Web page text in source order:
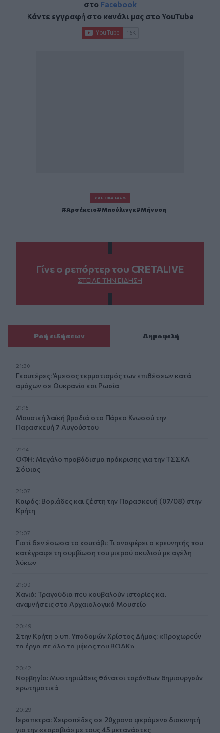
στο Facebook
Κάντε εγγραφή στο κανάλι μας στοYouTube
ΣΧΕΤΙΚΆ TAGS
Αρσάκειο Μπούλινγκ Μήνυση
Γίνε ο ρεπόρτερ του CRETALIVE
ΣΤΕΊΛΕ ΤΗΝ ΕΊΔΗΣΗ
Ροή ειδήσεων Δημοφιλή
21:30
Γκουτέρες: Άμεσος τερματισμός των επιθέσεων κατά
αμάχων σε Ουκρανία και Ρωσία
21:15
Μουσική λαϊκή βραδιά στο Πάρκο Κνωσού την
Παρασκευή 7 Αυγούστου
21:14
ΟΦΗ: Μεγάλο προβάδισμα πρόκρισης για την ΤΣΣΚΑ
Σόφιας
21:07
Καιρός: Βοριάδες και ζέστη την Παρασκευή (07/08) στην
Κρήτη
21:07
Γιατί δεν έσωσα το κουτάβι: Τι αναφέρει ο ερευνητής που
κατέγραφε τη συμβίωση του μικρού σκυλιού με αγέλη
λύκων
21:00
Χανιά: Τραγούδια που κουβαλούν ιστορίες και
αναμνήσεις στο Αρχαιολογικό Μουσείο
20:49
Στην Κρήτη ο υπ. Υποδομών Χρίστος Δήμας: «Προχωρούν
τα έργα σε όλο το μήκος του ΒΟΑΚ»
20:42
Νορβηγία: Μυστηριώδεις θάνατοι ταράνδων δημιουργούν
ερωτηματικά
20:29
Ιεράπετρα: Χειροπέδες σε 20χρονο φερόμενο διακινητή
για την «καραβιά» με τους 45 μετανάστες